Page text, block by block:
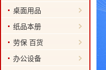
桌面用品
纸品本册
劳保 百货
办公设备